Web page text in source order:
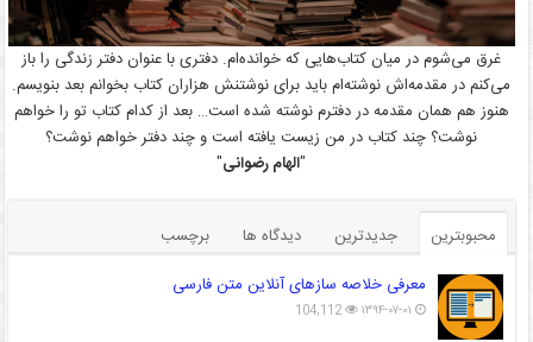
غرق می‌شوم در میان کتاب‌هایی که خوانده‌ام. دفتری با عنوان دفتر زندگی را باز
می‌کنم در مقدمه‌اش نوشته‌ام باید برای نوشتنش هزاران کتاب بخوانم بعد بنویسم.
هنوز هم همان مقدمه در دفترم نوشته شده است… بعد از کدام کتاب تو را خواهم
نوشت؟ چند کتاب در من زیست یافته است و چند دفتر خواهم نوشت؟
"الهام رضوانی"
محبوبترین جدیدترین دیدگاه ها
برچسب
معرفی خلاصه سازهای آنلاین متن فارسی
۱۳۹۴-۰۷-۰۱ 104,112